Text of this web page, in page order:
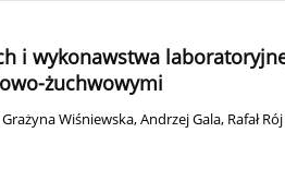
i wykonawstwa
żuchwowymi
Grażyna Wiśniewska,Andrzej Gala, Rafał Rój